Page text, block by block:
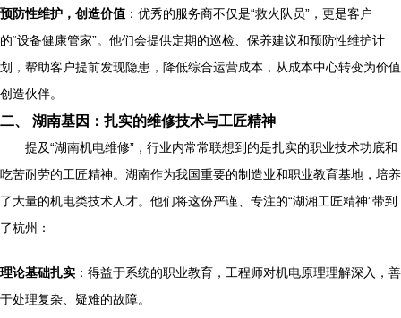
预防性维护，创造价值 ：优秀的服务商不仅是“救火队员”，更是客户
的“设备健康管家”。他们会提供定期的巡检、保养建议和预防性维护计
划，帮助客户提前发现隐患，降低综合运营成本，从成本中心转变为价值
创造伙伴。
二、 湖南基因：扎实的维修技术与工匠精神
提及“湖南机电维修”，行业内常常联想到的是扎实的职业技术功底和
吃苦耐劳的工匠精神。湖南作为我国重要的制造业和职业教育基地，培养
了大量的机电类技术人才。他们将这份严谨、专注的“湖湘工匠精神”带到
了杭州：
理论基础扎实 ：得益于系统的职业教育，工程师对机电原理理解深入，善
于处理复杂、疑难的故障。